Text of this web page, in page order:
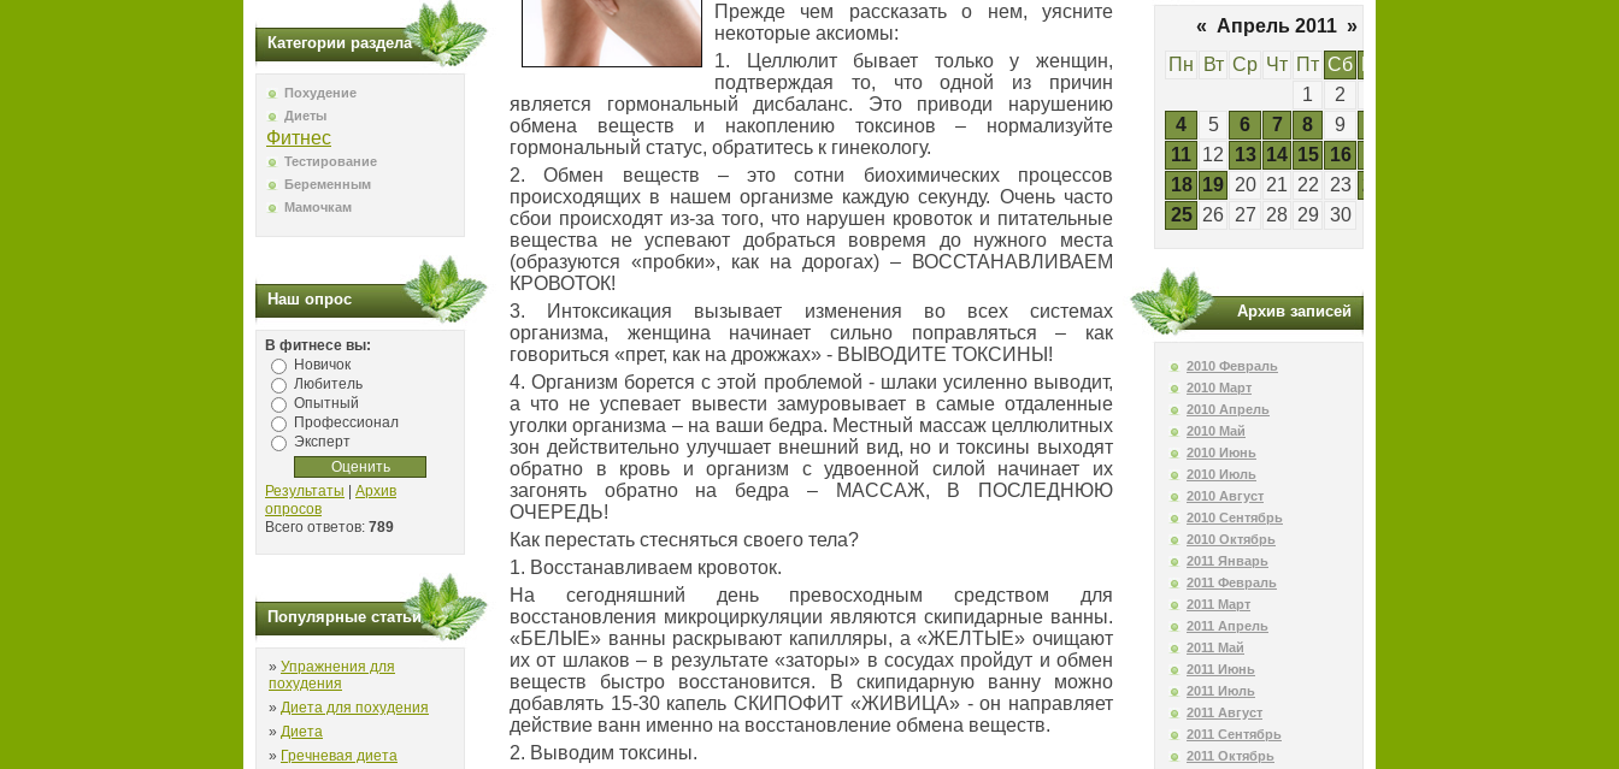
Категории раздела
Похудение
Диеты
Фитнес
Тестирование
Беременным
Мамочкам
Наш опрос
В фитнесе вы:
Новичок
Любитель
Опытный
Профессионал
Эксперт
Результаты
Архив
опросов
Всего ответов: 789
Популярные статьи
» Упражнения для
похудения
» Диета для похудения
» Диета
» Гречневая диета
Прежде чем рассказать о нем, уясните
некоторые аксиомы:
1. Целлюлит бывает только у женщин,
подтверждая то, что одной из причин
является гормональный дисбаланс. Это приводи нарушению
обмена веществ и накоплению токсинов – нормализуйте
гормональный статус, обратитесь к гинекологу.
2. Обмен веществ – это сотни биохимических процессов
происходящих в нашем организме каждую секунду. Очень часто
сбои происходят из-за того, что нарушен кровоток и питательные
вещества не успевают добраться вовремя до нужного места
(образуются «пробки», как на дорогах) – ВОССТАНАВЛИВАЕМ
КРОВОТОК!
3. Интоксикация вызывает изменения во всех системах
организма, женщина начинает сильно поправляться – как
говориться «прет, как на дрожжах» - ВЫВОДИТЕ ТОКСИНЫ!
4. Организм борется с этой проблемой - шлаки усиленно выводит,
а что не успевает вывести замуровывает в самые отдаленные
уголки организма – на ваши бедра. Местный массаж целлюлитных
зон действительно улучшает внешний вид, но и токсины выходят
обратно в кровь и организм с удвоенной силой начинает их
загонять обратно на бедра – МАССАЖ, В ПОСЛЕДНЮЮ
ОЧЕРЕДЬ!
Как перестать стесняться своего тела?
1. Восстанавливаем кровоток.
На сегодняшний день превосходным средством для
восстановления микроциркуляции являются скипидарные ванны.
«БЕЛЫЕ» ванны раскрывают капилляры, а «ЖЕЛТЫЕ» очищают
их от шлаков – в результате «заторы» в сосудах пройдут и обмен
веществ быстро восстановится. В скипидарную ванну можно
добавлять 15-30 капель СКИПОФИТ «ЖИВИЦА» - он направляет
действие ванн именно на восстановление обмена веществ.
2. Выводим токсины.
« Апрель 2011 »
Пн
Вт Ср Чт Пт Сб
1
2
4
5 6 7 8 9
11 12 13 14 15 16
18 19 20 21 22 23 24
25 26 27 28 29 30
Архив записей
2010 Февраль
2010 Март
2010 Апрель
2010 Май
2010 Июнь
2010 Июль
2010 Август
2010 Сентябрь
2010 Октябрь
2011 Январь
2011 Февраль
2011 Март
2011 Апрель
2011 Май
2011 Июнь
2011 Июль
2011 Август
2011 Сентябрь
2011 Октябрь